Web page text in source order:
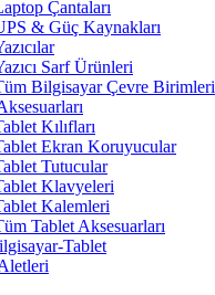
Çantaları
& Güç Kaynakları
Sarf Ürünleri
Bilgisayar Çevre Birimleri
Kılıfları
Ekran Koruyucular
Tutucular
Klavyeleri
Kalemleri
Tablet Aksesuarları
Tablet